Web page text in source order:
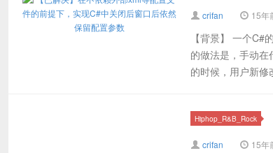
crifan 15年
【背景】 一个
的做法是，手动
的时候，用户新修
Hiphop_R&B_Rock
crifan 15年